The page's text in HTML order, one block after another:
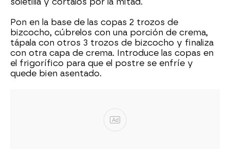
Pon en la base de las copas 2 trozos de
bizcocho, cúbrelos con una porción de crema,
tápala con otros 3 trozos de bizcocho y finaliza
con otra capa de crema. Introduce las copas en
el frigorífico para que el postre se enfríe y
quede bien asentado.
Ad